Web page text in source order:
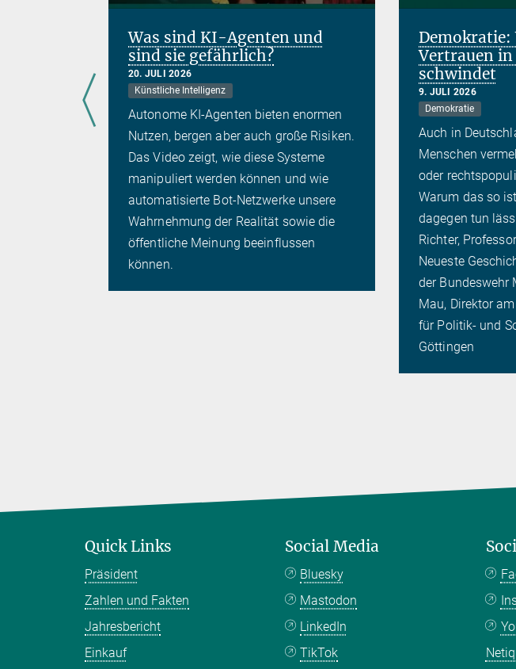
Was sind KI-Agenten und
sind sie gefährlich?
20. JULI 2026
Künstliche Intelligenz
Autonome KI-Agenten bieten enormen
Nutzen, bergen aber auch große Risiken.
Das Video zeigt, wie diese Systeme
manipuliert werden können und wie
automatisierte Bot-Netzwerke unsere
Wahrnehmung der Realität sowie die
öffentliche Meinung beeinflussen
können.
Demokratie:
Vertrauen
schwindet
9. JULI 2026
Demokratie
Auch in
Menschen
oder
Warum das so
dagegen tun
Richter,
Neueste
der Bundeswehr
Mau, Direktor
für Politik- und
Göttingen
Quick Links
Präsident
Zahlen und Fakten
Jahresbericht
Einkauf
Social Media
Bluesky
Mastodon
LinkedIn
TikTok